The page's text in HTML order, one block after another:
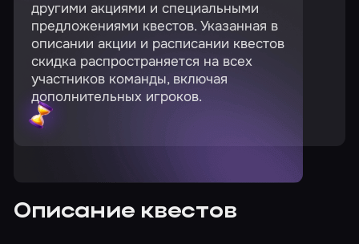
другими акциями и специальными
предложениями квестов. Указанная в
описании акции и расписании квестов
скидка распространяется на всех
участников команды, включая
дополнительных игроков.
Описание квестов